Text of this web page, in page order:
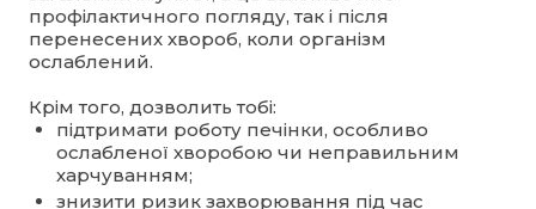
профілактичного погляду, так і після
перенесених хвороб, коли організм
ослаблений.
Крім того, дозволить тобі:
підтримати роботу печінки, особливо
ослабленої хворобою чи неправильним
харчуванням;
знизити ризик захворювання під час